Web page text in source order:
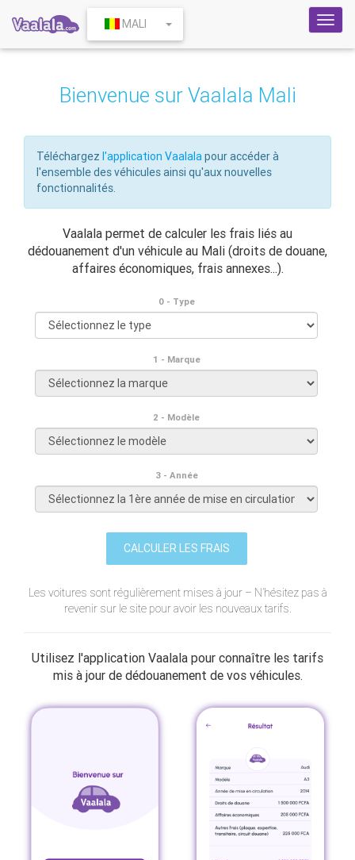
MALI
Bienvenue sur Vaalala Mali
Téléchargez l'application Vaalalapour accéder à
l'ensemble des véhicules ainsi qu'aux nouvelles
fonctionnalités.
Vaalala permet de calculer les frais liés au
dédouanement d'un véhicule au Mali (droits de douane,
affaires économiques, frais annexes...).
0 - Type
1 - Marque
2 - Modèle
3 - Année
CALCULER LES FRAIS
Les voitures sont régulièrement mises à jour – N’hésitez pas à
revenir sur le site pour avoir les nouveaux tarifs.
Utilisez l'application Vaalala pour connaître les tarifs
mis à jour de dédouanement de vos véhicules.